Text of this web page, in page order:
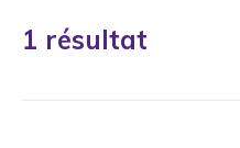
1 résultat